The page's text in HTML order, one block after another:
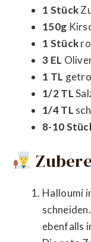
1 Stück
150g
1 Stück
3 EL
1 TL
1/2 TL
1/4 TL
8-10
Halloumi
ebenfalls